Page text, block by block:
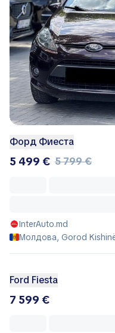
Форд Фиеста
5 499 € 5 799 €
InterAuto.md
Молдова, Gorod
Ford Fiesta
7 599 €